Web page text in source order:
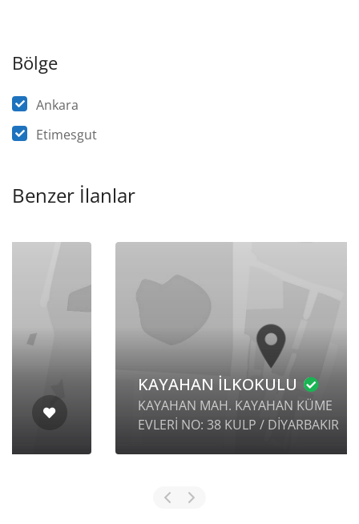
Bölge
Ankara
Etimesgut
Benzer İlanlar
KAYAHAN İLKOKULU
KAYAHAN MAH. KAYAHAN KÜME
EVLERİ NO: 38 KULP / DİYARBAKIR